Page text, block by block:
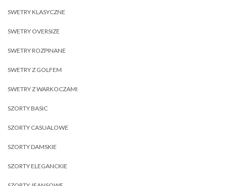
SWETRY KLASYCZNE
SWETRY OVERSIZE
SWETRY ROZPINANE
SWETRY Z GOLFEM
SWETRY Z WARKOCZAMI
SZORTY BASIC
SZORTY CASUALOWE
SZORTY DAMSKIE
SZORTY ELEGANCKIE